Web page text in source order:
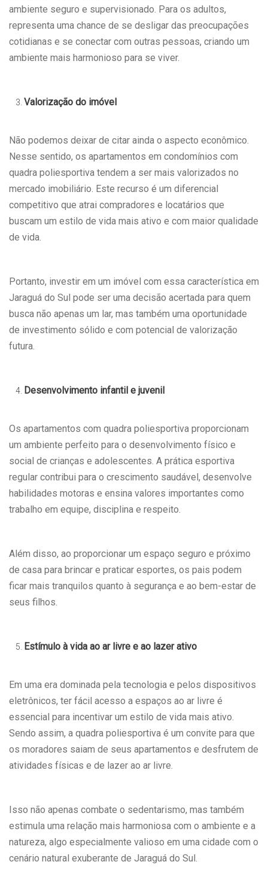
ambiente seguro e supervisionado. Para os adultos,
representa uma chance de se desligar das preocupações
cotidianas e se conectar com outras pessoas, criando um
ambiente mais harmonioso para se viver.
Valorização do imóvel
Não podemos deixar de citar ainda o aspecto econômico.
Nesse sentido, os apartamentos em condomínios com
quadra poliesportiva tendem a ser mais valorizados no
mercado imobiliário. Este recurso é um diferencial
competitivo que atrai compradores e locatários que
buscam um estilo de vida mais ativo e com maior qualidade
de vida.
Portanto, investir em um imóvel com essa característica em
Jaraguá do Sul pode ser uma decisão acertada para quem
busca não apenas um lar, mas também uma oportunidade
de investimento sólido e com potencial de valorização
futura.
Desenvolvimento infantil e juvenil
Os apartamentos com quadra poliesportiva proporcionam
um ambiente perfeito para o desenvolvimento físico e
social de crianças e adolescentes. A prática esportiva
regular contribui para o crescimento saudável, desenvolve
habilidades motoras e ensina valores importantes como
trabalho em equipe, disciplina e respeito.
Além disso, ao proporcionar um espaço seguro e próximo
de casa para brincar e praticar esportes, os pais podem
ficar mais tranquilos quanto à segurança e ao bem-estar de
seus filhos.
Estímulo à vida ao ar livre e ao lazer ativo
Em uma era dominada pela tecnologia e pelos dispositivos
eletrônicos, ter fácil acesso a espaços ao ar livre é
essencial para incentivar um estilo de vida mais ativo.
Sendo assim, a quadra poliesportiva é um convite para que
os moradores saiam de seus apartamentos e desfrutem de
atividades físicas e de lazer ao ar livre.
Isso não apenas combate o sedentarismo, mas também
estimula uma relação mais harmoniosa com o ambiente e a
natureza, algo especialmente valioso em uma cidade com o
cenário natural exuberante de Jaraguá do Sul.